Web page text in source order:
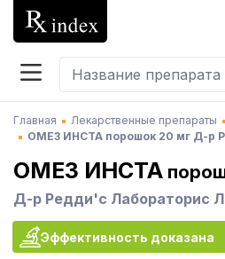
Главная Лекарственные препараты
ОМЕЗ ИНСТА порошок 20 мг Д-р
ОМЕЗ ИНСТА
Д-р Редди'с Лабораторис
Эффективность доказана